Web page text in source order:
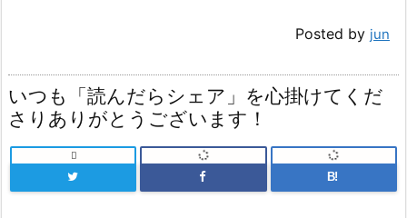
Posted by jun
いつも「読んだらシェア」を心掛けてくだ
さりありがとうございます！

B!